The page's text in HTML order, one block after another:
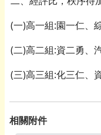
(一)高一組:園一仁、
(二)高二組:資二勇、
(三)高三組:化三仁、
相關附件